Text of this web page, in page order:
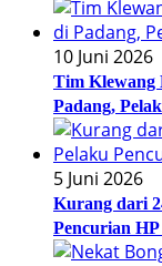
10 Juni 2026
Tim Klewang
Padang,
5 Juni 2026
Kurang dari
Pencurian